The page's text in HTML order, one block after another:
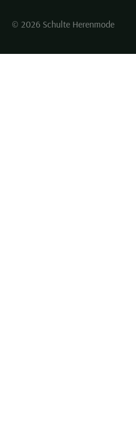
© 2026 Schulte Herenmode